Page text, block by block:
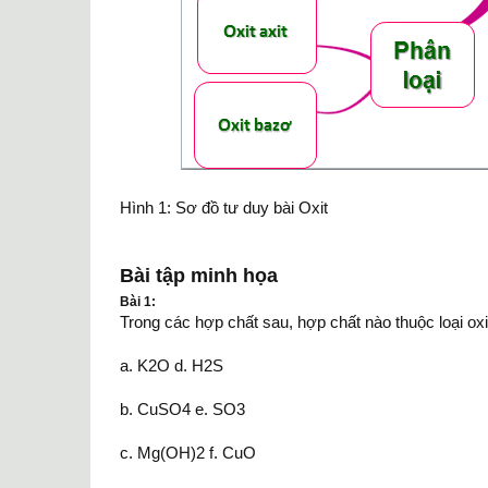
Hình 1: Sơ đồ tư duy bài Oxit
Bài tập minh họa
Bài 1:
Trong các hợp chất sau, hợp chất nào thuộc loại
a. K2O d. H2S
b. CuSO4 e. SO3
c. Mg(OH)2 f. CuO